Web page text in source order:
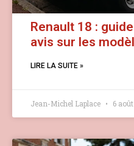
Renault 18 :
avis sur les
LIRE LA SUITE »
Jean-Michel Laplace 6